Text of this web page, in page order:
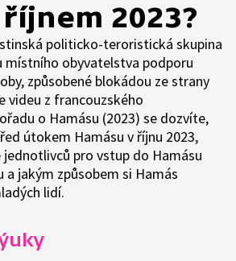
2023?
politicko-teroristická skupina
místního obyvatelstva podporu
způsobené blokádou ze strany
videu z francouzského
o Hamásu (2023) se dozvíte,
útokem Hamásu v říjnu 2023,
pro vstup do Hamásu
a jakým způsobem si Hamás
lidí.